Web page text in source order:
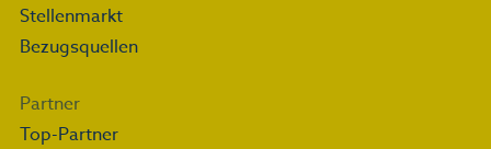
Stellenmarkt
Bezugsquellen
Partner
Top-Partner